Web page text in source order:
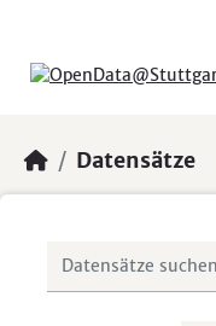
Datensätze